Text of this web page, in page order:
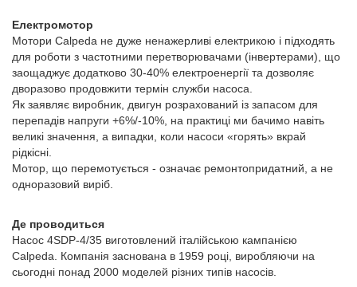
Електромотор
Мотори Calpeda не дуже ненажерливі електрикою і підходять
для роботи з частотними перетворювачами (інвертерами), що
заощаджує додатково 30-40% електроенергії та дозволяє
дворазово продовжити термін служби насоса.
Як заявляє виробник, двигун розрахований із запасом для
перепадів напруги +6%/-10%, на практиці ми бачимо навіть
великі значення, а випадки, коли насоси «горять» вкрай
рідкісні.
Мотор, що перемотується - означає ремонтопридатний, а не
одноразовий виріб.
Де проводиться
Насос 4SDP-4/35 виготовлений італійською кампанією
Calpeda. Компанія заснована в 1959 році, виробляючи на
сьогодні понад 2000 моделей різних типів насосів.